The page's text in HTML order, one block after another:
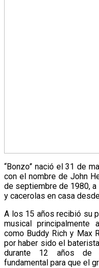
“Bonzo” nació el 31 de
con el nombre de John
de septiembre de 1980,
y cacerolas en casa
A los 15 años recibió su
musical principalmente
como Buddy Rich y Max
por haber sido el
durante 12 años de
fundamental para que el